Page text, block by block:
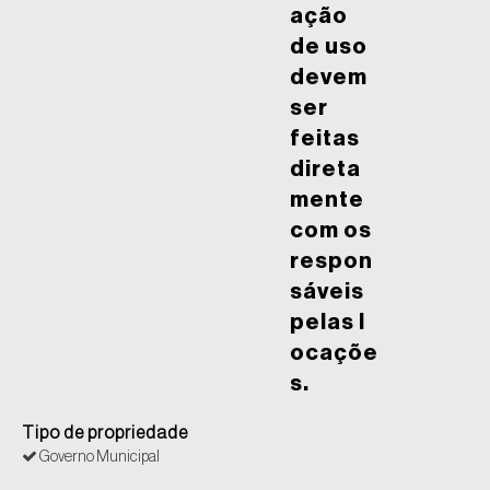
ação
de uso
devem
ser
feitas
direta
mente
com os
respon
sáveis
pelas l
ocaçõe
s.
Tipo de propriedade
Governo Municipal